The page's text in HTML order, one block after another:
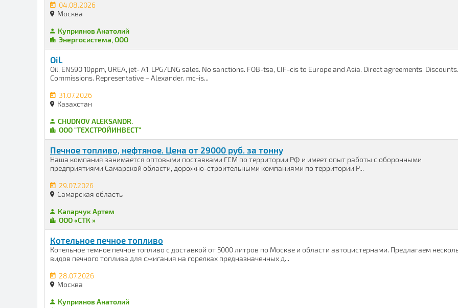
04.08.2026
Москва
Куприянов Анатолий
Энергосистема, ООО
Oil.
Oil, EN590 10ppm, UREA, jet- A1, LPG/LNG sales. No sanctions. FOB-tsa, CIF-cis to Europe and Asia. Direct agreements. Discounts.
Commissions. Representative – Alexander. mc-is...
31.07.2026
Казахстан
CHUDNOV ALEKSANDR.
ООО "ТЕХСТРОЙИНВЕСТ"
Печное топливо, нефтяное. Цена от 29000 руб. за тонну
Наша компания занимается оптовыми поставками ГСМ по территории РФ и имеет опыт работы с оборонными
предприятиями Самарской области, дорожно-строительными компаниями по территории Р...
29.07.2026
Самарская область
Капарчук Артем
ООО «СТК »
Котельное печное топливо
Котельное темное печное топливо с доставкой от 5000 литров по Москве и области автоцистернами. Предлагаем
видов печного топлива для сжигания на горелках предназначенных д...
28.07.2026
Москва
Куприянов Анатолий